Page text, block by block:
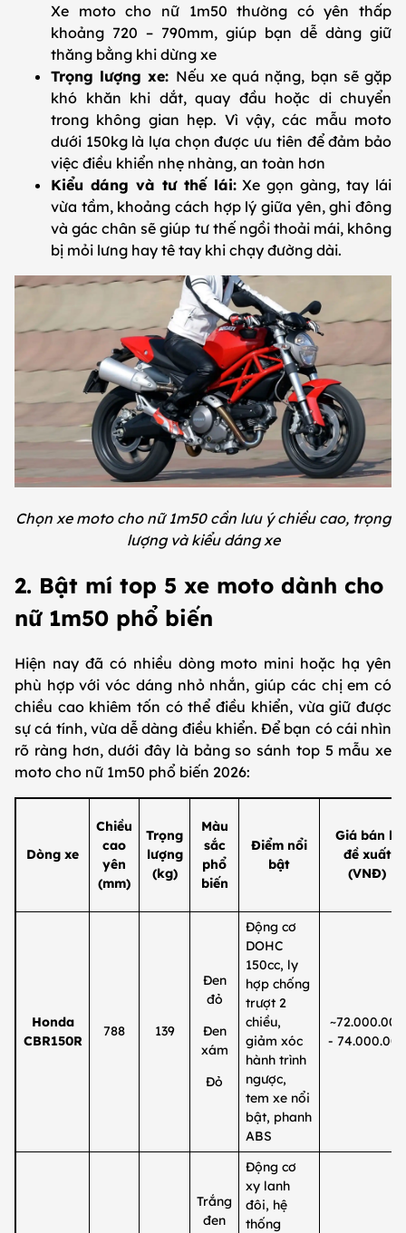
Xe moto cho nữ 1m50 thường có yên thấp
khoảng 720 – 790mm, giúp bạn dễ dàng giữ
thăng bằng khi dừng xe
Trọng lượng xe: Nếu xe quá nặng, bạn sẽ gặp
khó khăn khi dắt, quay đầu hoặc di chuyển
trong không gian hẹp. Vì vậy, các mẫu moto
dưới 150kg là lựa chọn được ưu tiên để đảm bảo
việc điều khiển nhẹ nhàng, an toàn hơn
Kiểu dáng và tư thế lái:Xe gọn gàng, tay lái
vừa tầm, khoảng cách hợp lý giữa yên, ghi đông
và gác chân sẽ giúp tư thế ngồi thoải mái, không
bị mỏi lưng hay tê tay khi chạy đường dài.
Chọn xe moto cho nữ 1m50 cần lưu ý chiều cao, trọng
lượng và kiểu dáng xe
2. Bật mí top 5 xe moto dành cho
nữ 1m50 phổ biến
Hiện nay đã có nhiều dòng moto mini hoặc hạ yên
phù hợp với vóc dáng nhỏ nhắn, giúp các chị em có
chiều cao khiêm tốn có thể điều khiển, vừa giữ được
sự cá tính, vừa dễ dàng điều khiển. Để bạn có cái nhìn
rõ ràng hơn, dưới đây là bảng so sánh top 5 mẫu xe
moto cho nữ 1m50 phổ biến 2026:
Dòng xe
Chiều
cao
yên
(mm)
Trọng
lượng
(kg)
Màu
sắc
phổ
biến
Điểm nổi
bật
Giá bán lẻ
đề xuất
(VNĐ)
Honda
CBR150R
788 139
Đen
đỏ
Đen
xám
Đỏ
Động cơ
DOHC
150cc, ly
hợp chống
trượt 2
chiều,
giảm xóc
hành trình
ngược,
tem xe nổi
bật, phanh
ABS
~72.000.000
- 74.000.000
Trắng
đen
Động cơ
xy lanh
đôi, hệ
thống